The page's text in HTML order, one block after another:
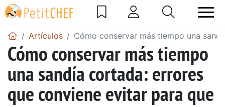
Artículos Cómo conservar más tiempo una
Cómo conservar más tiempo
una sandía cortada: errores
que conviene evitar para que